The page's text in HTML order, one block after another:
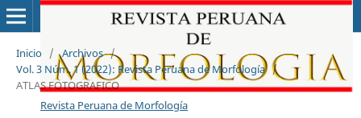
Revista Peruana de Morfología
Inicio / Archivos /
Vol. 3 Núm. 1 (2022): Revista Peruana de Morfología /
ATLAS FOTOGRAFICO